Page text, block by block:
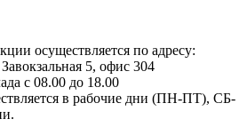
осуществляется по адресу:
5, офис 304
с 08.00 до 18.00
в рабочие дни (ПН-ПТ), СБ-